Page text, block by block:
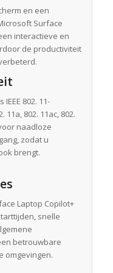
en een
Surface
interactieve en
de productiviteit
802. 11-
802. 11ac, 802.
naadloze
zodat u
brengt.
Laptop Copilot+
snelle
betrouwbare
omgevingen.